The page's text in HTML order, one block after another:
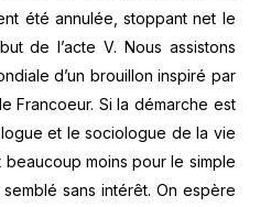
été annulée, stoppant net le
de l’acte V. Nous assistons
d’un brouillon inspiré par
Francoeur. Si la démarche est
et le sociologue de la vie
beaucoup moins pour le simple
sans intérêt. On espère